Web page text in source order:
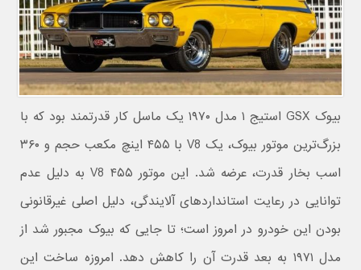
بیوک GSX استیج ۱ مدل ۱۹۷۰ یک ماسل کار قدرتمند بود که با
بزرگ‌ترین موتور بیوک، یک V8 با ۴۵۵ اینچ مکعب حجم و ۳۶۰
اسب بخار قدرت، عرضه شد. این موتور V8 ۴۵۵ به دلیل عدم
توانایی در رعایت استانداردهای آلایندگی، دلیل اصلی غیرقانونی
بودن این خودرو در امروز است؛ تا جایی که بیوک مجبور شد از
مدل ۱۹۷۱ به بعد قدرت آن را کاهش دهد. امروزه ساخت این